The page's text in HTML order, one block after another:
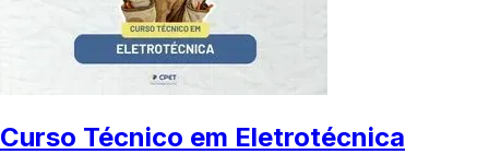
Curso Técnico em Eletrotécnica